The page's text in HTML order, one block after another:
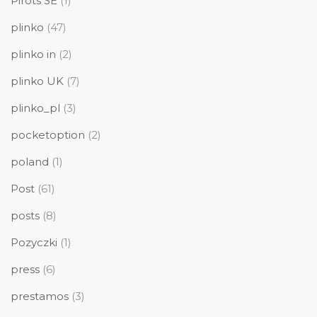
plinko (47)
plinko in (2)
plinko UK (7)
plinko_pl (3)
pocketoption (2)
poland (1)
Post (61)
posts (8)
Pozyczki (1)
press (6)
prestamos (3)